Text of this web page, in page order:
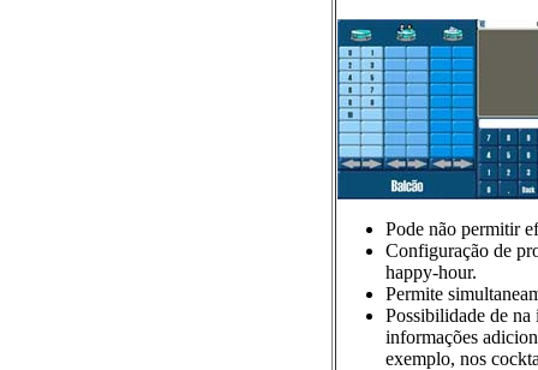
Pode não permitir
Configuração de
happy-hour.
Permite
Possibilidade de na
informações
exemplo, nos